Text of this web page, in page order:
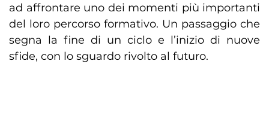
ad affrontare uno dei momenti più importanti
del loro percorso formativo. Un passaggio che
segna la fine di un ciclo e l’inizio di nuove
sfide, con lo sguardo rivolto al futuro.